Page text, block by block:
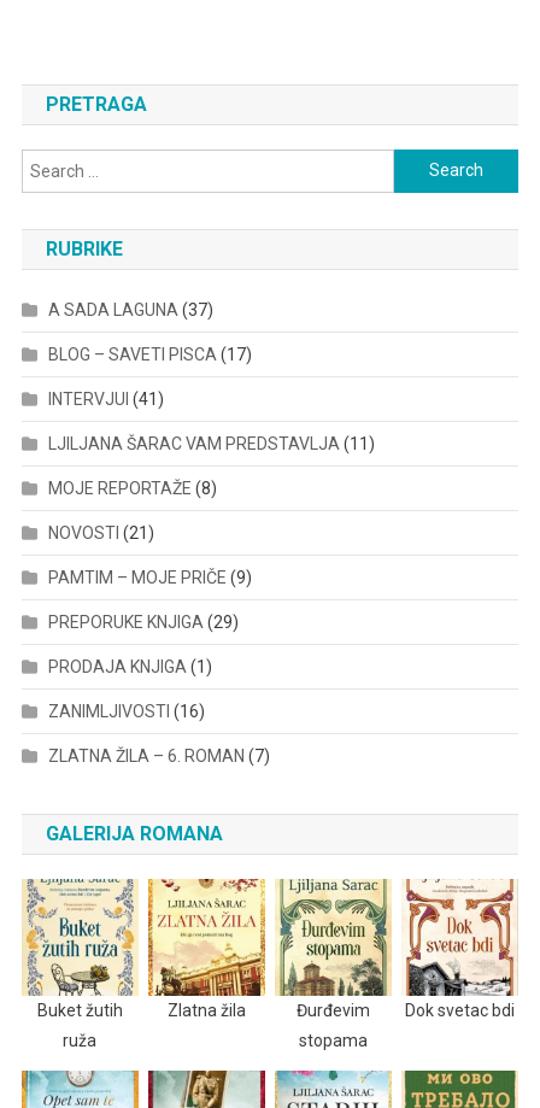
PRETRAGA
Search
for:
RUBRIKE
A SADA LAGUNA (37)
BLOG – SAVETI PISCA (17)
INTERVJUI (41)
LJILJANA ŠARAC VAM PREDSTAVLJA (11)
MOJE REPORTAŽE (8)
NOVOSTI (21)
PAMTIM – MOJE PRIČE (9)
PREPORUKE KNJIGA (29)
PRODAJA KNJIGA (1)
ZANIMLJIVOSTI (16)
ZLATNA ŽILA – 6. ROMAN (7)
GALERIJA ROMANA
Buket žutih
ruža
Zlatna žila
Đurđevim
stopama
Dok svetac bdi